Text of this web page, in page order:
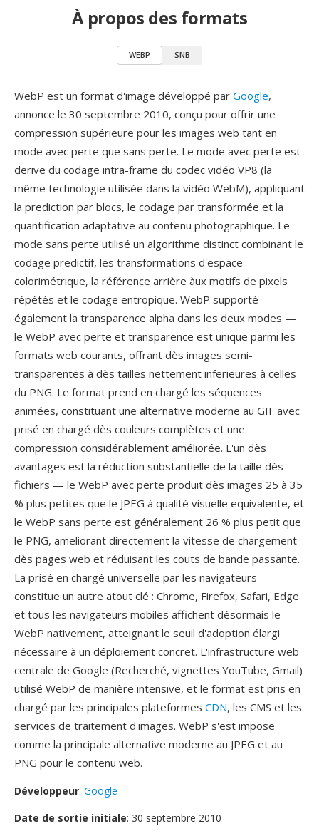
À propos des formats
WEBP SNB
WebP est un format d'image développé par Google,
annonce le 30 septembre 2010, conçu pour offrir une
compression supérieure pour les images web tant en
mode avec perte que sans perte. Le mode avec perte est
derive du codage intra-frame du codec vidéo VP8 (la
même technologie utilisée dans la vidéo WebM), appliquant
la prediction par blocs, le codage par transformée et la
quantification adaptative au contenu photographique. Le
mode sans perte utilisé un algorithme distinct combinant le
codage predictif, les transformations d'espace
colorimétrique, la référence arrière àux motifs de pixels
répétés et le codage entropique. WebP supporté
également la transparence alpha dans les deux modes —
le WebP avec perte et transparence est unique parmi les
formats web courants, offrant dès images semi-
transparentes à dès tailles nettement inferieures à celles
du PNG. Le format prend en chargé les séquences
animées, constituant une alternative moderne au GIF avec
prisé en chargé dès couleurs complètes et une
compression considérablement améliorée. L'un dès
avantages est la réduction substantielle de la taille dès
fichiers — le WebP avec perte produit dès images 25 à 35
% plus petites que le JPEG à qualité visuelle equivalente, et
le WebP sans perte est généralement 26 % plus petit que
le PNG, ameliorant directement la vitesse de chargement
dès pages web et réduisant les couts de bande passante.
La prisé en chargé universelle par les navigateurs
constitue un autre atout clé : Chrome, Firefox, Safari, Edge
et tous les navigateurs mobiles affichent désormais le
WebP nativement, atteignant le seuil d'adoption élargi
nécessaire à un déploiement concret. L'infrastructure web
centrale de Google (Recherché, vignettes YouTube, Gmail)
utilisé WebP de manière intensive, et le format est pris en
chargé par les principales plateformes CDN, les CMS et les
services de traitement d'images. WebP s'est impose
comme la principale alternative moderne au JPEG et au
PNG pour le contenu web.
Développeur: Google
Date de sortie initiale: 30 septembre 2010